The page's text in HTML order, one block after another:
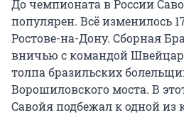
До чемпионата в России
популярен. Всё изменилось
Ростове-на-Дону. Сборная
вничью с командой
толпа бразильских
Ворошиловского моста. В
Савойя подбежал к одной из